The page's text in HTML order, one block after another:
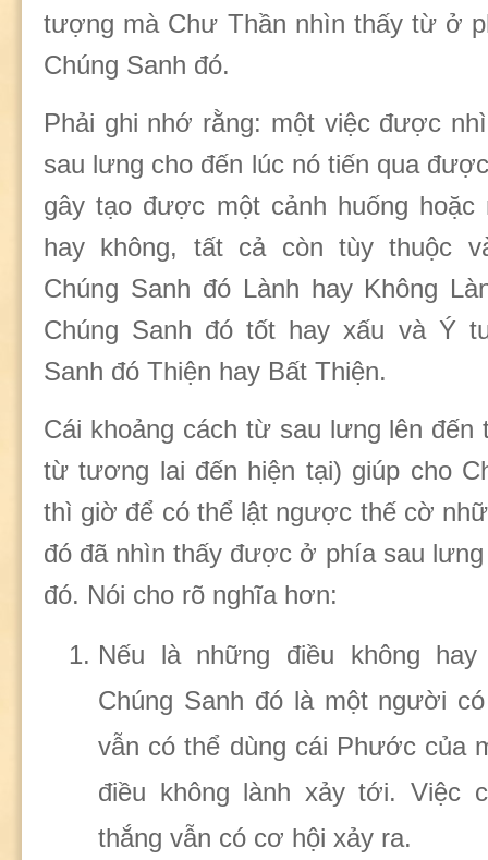
tượng mà Chư Thần nhìn thấy từ ở
Chúng Sanh đó.
Phải ghi nhớ rằng: một việc được
sau lưng cho đến lúc nó tiến qua
gây tạo được một cảnh huống hoặc
hay không, tất cả còn tùy thuộc
Chúng Sanh đó Lành hay Không
Chúng Sanh đó tốt hay xấu và Ý
Sanh đó Thiện hay Bất Thiện.
Cái khoảng cách từ sau lưng lên
từ tương lai đến hiện tại) giúp cho
thì giờ để có thể lật ngược thế cờ
đó đã nhìn thấy được ở phía sau lưng
đó. Nói cho rõ nghĩa hơn:
Nếu là những điều không
Chúng Sanh đó là một người
vẫn có thể dùng cái Phước của
điều không lành xảy tới. Việc
thắng vẫn có cơ hội xảy ra.